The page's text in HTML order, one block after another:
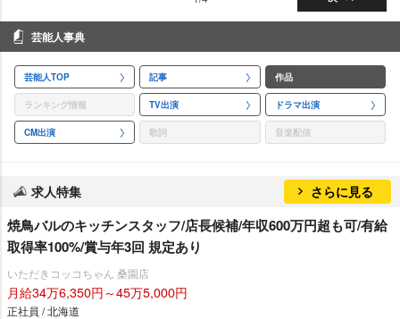
芸能人事典
芸能人TOP 記事 作品
ランキング情報 TV出演 ドラマ出演
CM出演 歌詞 音楽配信
求人特集 さらに見る
焼鳥バルのキッチンスタッフ/店長候補/年収600万円超も可/有給
取得率100%/賞与年3回 規定あり
いただきコッコちゃん 桑園店
月給34万6,350円～45万5,000円
正社員 / 北海道